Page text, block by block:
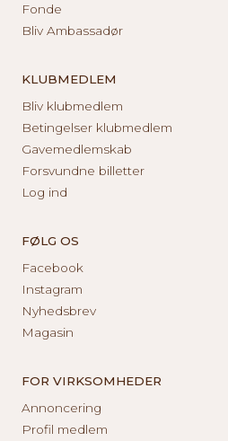
Fonde
Bliv Ambassadør
KLUBMEDLEM
Bliv klubmedlem
Betingelser klubmedlem
Gavemedlemskab
Forsvundne billetter
Log ind
FØLG OS
Facebook
Instagram
Nyhedsbrev
Magasin
FOR VIRKSOMHEDER
Annoncering
Profil medlem